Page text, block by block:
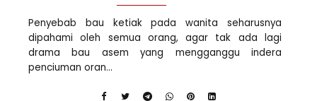
Penyebab bau ketiak pada wanita seharusnya
dipahami oleh semua orang, agar tak ada lagi
drama bau asem yang mengganggu indera
penciuman oran...